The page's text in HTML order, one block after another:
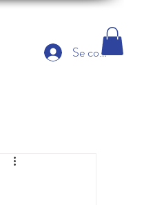
Se connecter